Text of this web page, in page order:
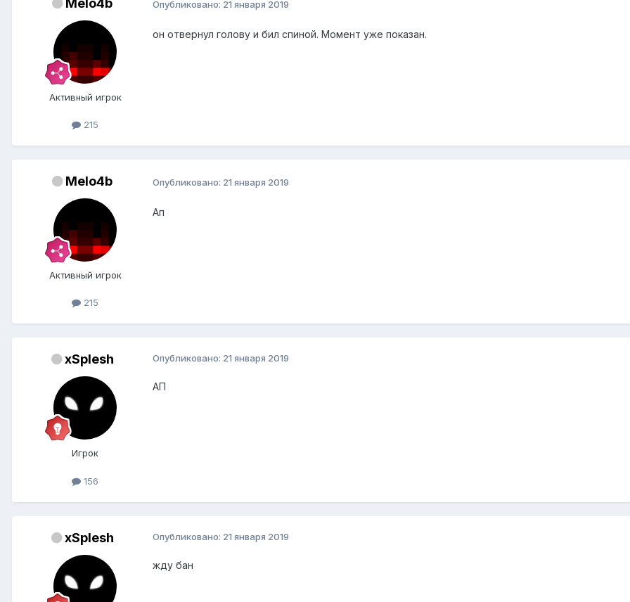
Melo4b
Активный игрок
215
Опубликовано: 21 января 2019
он отвернул голову и бил спиной. Момент уже показан.
Melo4b
Активный игрок
215
Опубликовано: 21 января 2019
Ап
xSplesh
Игрок
156
Опубликовано: 21 января 2019
АП
xSplesh Опубликовано: 21 января 2019
жду бан